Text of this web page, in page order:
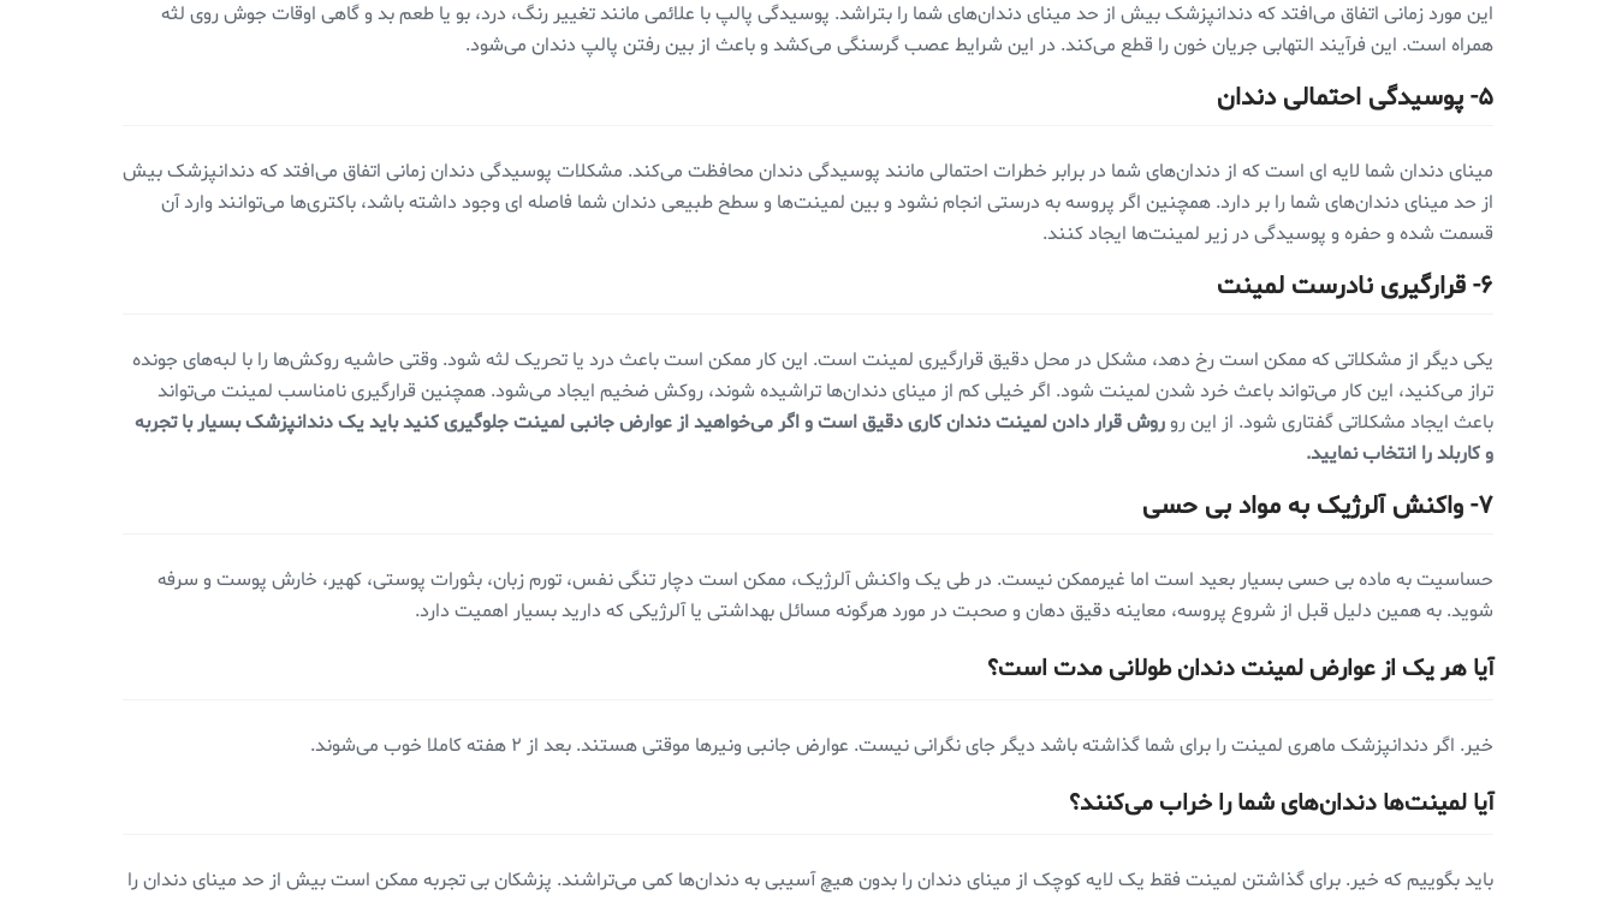
این مورد زمانی اتفاق می‌افتد که دندانپزشک بیش از حد مینای دندان‌های شما را بتراشد. پوسیدگی پالپ با علائمی مانند تغییر رنگ، درد، بو یا طعم بد و گاهی اوقات جوش روی لثه
همراه است. این فرآیند التهابی جریان خون را قطع می‌کند. در این شرایط عصب گرسنگی می‌کشد و باعث از بین رفتن پالپ دندان می‌شود.
۵- پوسیدگی احتمالی دندان
مینای دندان شما لایه ای است که از دندان‌های شما در برابر خطرات احتمالی مانند پوسیدگی دندان محافظت می‌کند. مشکلات پوسیدگی دندان زمانی اتفاق می‌افتد که دندانپزشک بیش
از حد مینای دندان‌های شما را بر دارد. همچنین اگر پروسه به درستی انجام نشود و بین لمینت‌ها و سطح طبیعی دندان شما فاصله ای وجود داشته باشد، باکتری‌ها می‌توانند وارد آن
قسمت شده و حفره و پوسیدگی در زیر لمینت‌ها ایجاد کنند.
۶- قرارگیری نادرست لمینت
یکی دیگر از مشکلاتی که ممکن است رخ دهد، مشکل در محل دقیق قرارگیری لمینت است. این کار ممکن است باعث درد یا تحریک لثه شود. وقتی حاشیه روکش‌ها را با لبه‌های جونده
تراز می‌کنید، این کار می‌تواند باعث خرد شدن لمینت شود. اگر خیلی کم از مینای دندان‌ها تراشیده شوند، روکش ضخیم ایجاد می‌شود. همچنین قرارگیری نامناسب لمینت می‌تواند
باعث ایجاد مشکلاتی گفتاری شود. از این روروش قرار دادن لمینت دندان کاری دقیق است و اگر می‌خواهید از عوارض جانبی لمینت جلوگیری کنید باید یک دندانپزشک بسیار با تجربه
و کاربلد را انتخاب نمایید.
۷- واکنش آلرژیک به مواد بی حسی
حساسیت به ماده بی حسی بسیار بعید است اما غیرممکن نیست. در طی یک واکنش آلرژیک، ممکن است دچار تنگی نفس، تورم زبان، بثورات پوستی، کهیر، خارش پوست و سرفه
شوید. به همین دلیل قبل از شروع پروسه، معاینه دقیق دهان و صحبت در مورد هرگونه مسائل بهداشتی یا آلرژیکی که دارید بسیار اهمیت دارد.
آیا هر یک از عوارض لمینت دندان طولانی مدت است؟
خیر. اگر دندانپزشک ماهری لمینت را برای شما گذاشته باشد دیگر جای نگرانی نیست. عوارض جانبی ونیرها موقتی هستند. بعد از ۲ هفته کاملا خوب می‌شوند.
آیا لمینت‌ها دندان‌های شما را خراب می‌کنند؟
باید بگوییم که خیر. برای گذاشتن لمینت فقط یک لایه کوچک از مینای دندان را بدون هیچ آسیبی به دندان‌ها کمی می‌تراشند. پزشکان بی تجربه ممکن است بیش از حد مینای دندان را